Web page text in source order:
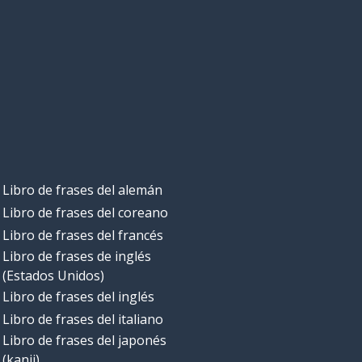
Libro de frases del alemán
Libro de frases del coreano
Libro de frases del francés
Libro de frases de inglés
(Estados Unidos)
Libro de frases del inglés
Libro de frases del italiano
Libro de frases del japonés